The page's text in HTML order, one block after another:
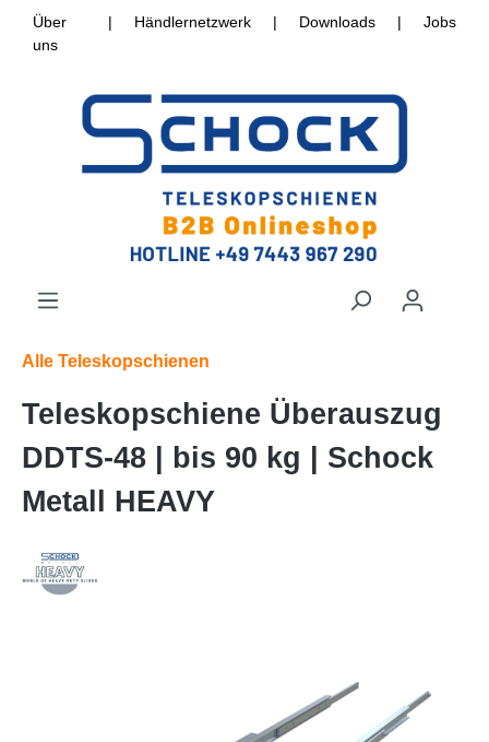
Über
uns
| Händlernetzwerk | Downloads | Jobs
Alle Teleskopschienen
Teleskopschiene Überauszug
DDTS-48 | bis 90 kg | Schock
Metall HEAVY